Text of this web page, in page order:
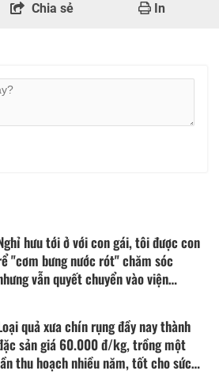
Chia sẻ In
hưu tới ở với con gái, tôi được con
"cơm bưng nước rót" chăm sóc
vẫn quyết chuyển vào viện
quả xưa chín rụng đầy nay thành
sản giá 60.000 đ/kg, trồng một
thu hoạch nhiều năm, tốt cho sức